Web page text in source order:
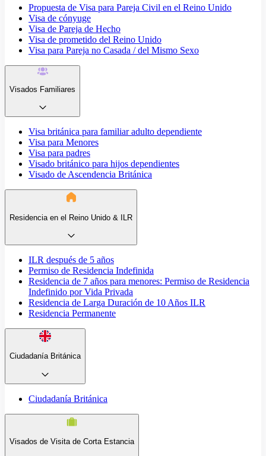
Propuesta de Visa para Pareja Civil en el Reino Unido
Visa de cónyuge
Visa de Pareja de Hecho
Visa de prometido del Reino Unido
Visa para Pareja no Casada / del Mismo Sexo
Visados Familiares
Visa británica para familiar adulto dependiente
Visa para Menores
Visa para padres
Visado británico para hijos dependientes
Visado de Ascendencia Británica
Residencia en el Reino Unido & ILR
ILR después de 5 años
Permiso de Residencia Indefinida
Residencia de 7 años para menores: Permiso de Residencia
Indefinido por Vida Privada
Residencia de Larga Duración de 10 Años ILR
Residencia Permanente
Ciudadanía Británica
Ciudadanía Británica
Visados de Visita de Corta Estancia